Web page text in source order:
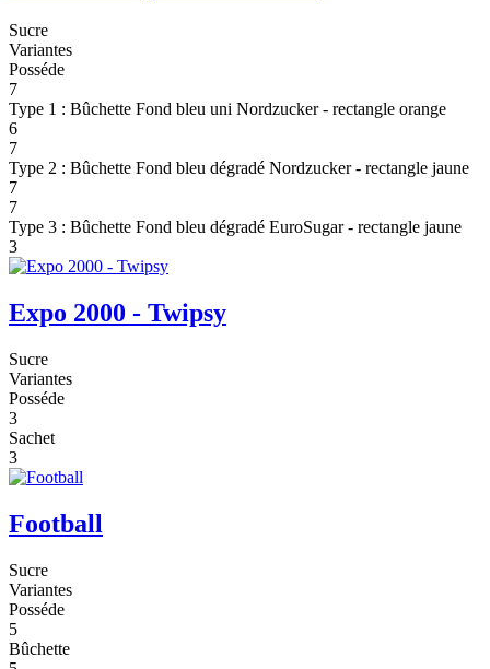
Sucre
Variantes
Posséde
7
Type 1 : Bûchette Fond bleu uni Nordzucker - rectangle orange
6
7
Type 2 : Bûchette Fond bleu dégradé Nordzucker - rectangle jaune
7
7
Type 3 : Bûchette Fond bleu dégradé EuroSugar - rectangle jaune
3
Expo 2000 - Twipsy
Sucre
Variantes
Posséde
3
Sachet
3
Football
Sucre
Variantes
Posséde
5
Bûchette